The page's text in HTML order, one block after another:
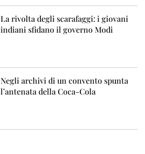
La rivolta degli scarafaggi: i giovani
indiani sfidano il governo Modi
Negli archivi di un convento spunta
l’antenata della Coca-Cola